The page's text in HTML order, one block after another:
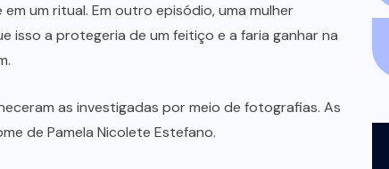
um ritual. Em outro episódio, uma mulher
isso a protegeria de um feitiço e a faria ganhar na
as investigadas por meio de fotografias. As
de Pamela Nicolete Estefano.